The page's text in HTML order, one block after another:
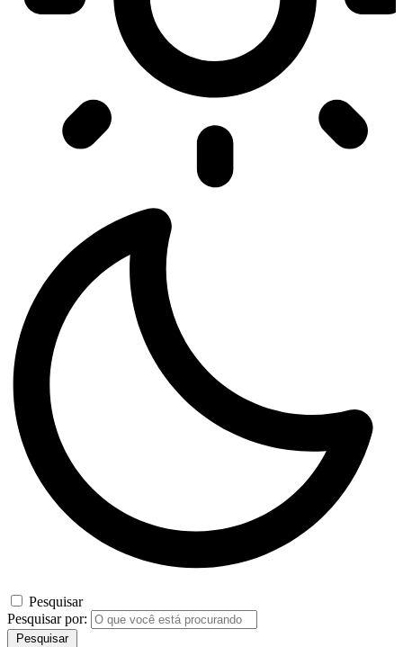
Pesquisar
Pesquisar por:
Pesquisar